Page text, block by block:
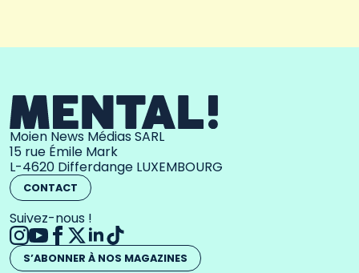
Moien News Médias SARL
15 rue Émile Mark
L-4620 Differdange LUXEMBOURG
CONTACT
Suivez-nous !
S’ABONNER À NOS MAGAZINES